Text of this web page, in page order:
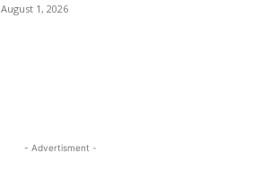
August 1, 2026
- Advertisment -